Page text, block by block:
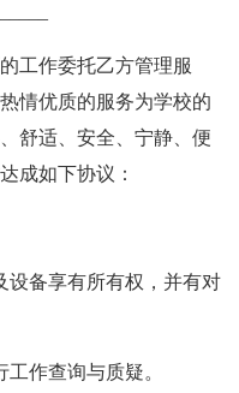
工作委托乙方管理服
情优质的服务为学校的
舒适、安全、宁静、便
成如下协议：
设备享有所有权，并有对
作查询与质疑。